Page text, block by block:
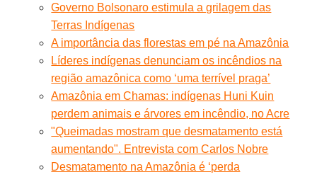
Governo Bolsonaro estimula a grilagem das
Terras Indígenas
A importância das florestas em pé na Amazônia
Líderes indígenas denunciam os incêndios na
região amazônica como ‘uma terrível praga’
Amazônia em Chamas: indígenas Huni Kuin
perdem animais e árvores em incêndio, no Acre
"Queimadas mostram que desmatamento está
aumentando". Entrevista com Carlos Nobre
Desmatamento na Amazônia é ‘perda